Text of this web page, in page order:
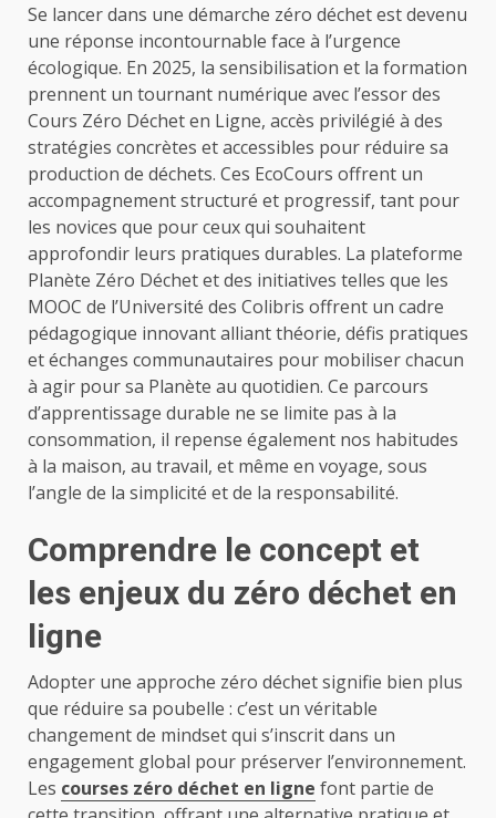
Se lancer dans une démarche zéro déchet est devenu
une réponse incontournable face à l’urgence
écologique. En 2025, la sensibilisation et la formation
prennent un tournant numérique avec l’essor des
Cours Zéro Déchet en Ligne, accès privilégié à des
stratégies concrètes et accessibles pour réduire sa
production de déchets. Ces EcoCours offrent un
accompagnement structuré et progressif, tant pour
les novices que pour ceux qui souhaitent
approfondir leurs pratiques durables. La plateforme
Planète Zéro Déchet et des initiatives telles que les
MOOC de l’Université des Colibris offrent un cadre
pédagogique innovant alliant théorie, défis pratiques
et échanges communautaires pour mobiliser chacun
à agir pour sa Planète au quotidien. Ce parcours
d’apprentissage durable ne se limite pas à la
consommation, il repense également nos habitudes
à la maison, au travail, et même en voyage, sous
l’angle de la simplicité et de la responsabilité.
Comprendre le concept et
les enjeux du zéro déchet en
ligne
Adopter une approche zéro déchet signifie bien plus
que réduire sa poubelle : c’est un véritable
changement de mindset qui s’inscrit dans un
engagement global pour préserver l’environnement.
Les courses zéro déchet en ligne font partie de